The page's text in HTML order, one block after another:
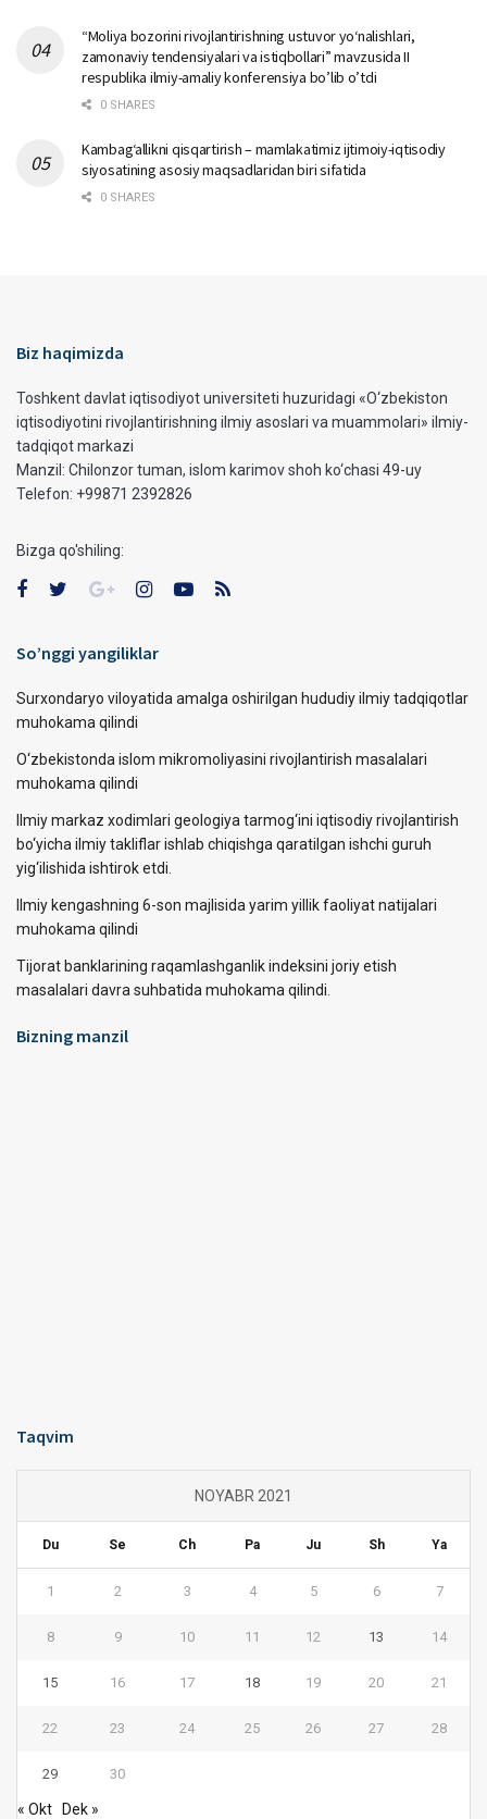
“Moliya bozorini rivojlantirishning ustuvor yo‘nalishlari,
zamonaviy tendensiyalari va istiqbollari” mavzusida II
respublika ilmiy-amaliy konferensiya bo’lib o’tdi
0 SHARES
Kambag‘allikni qisqartirish – mamlakatimiz ijtimoiy-iqtisodiy
siyosatining asosiy maqsadlaridan biri sifatida
0 SHARES
Biz haqimizda
Toshkent davlat iqtisodiyot universiteti huzuridagi «O‘zbekiston
iqtisodiyotini rivojlantirishning ilmiy asoslari va muammolari» ilmiy-
tadqiqot markazi
Manzil: Chilonzor tuman, islom karimov shoh ko‘chasi 49-uy
Telefon: +99871 2392826
Bizga qo'shiling:
So’nggi yangiliklar
Surxondaryo viloyatida amalga oshirilgan hududiy ilmiy tadqiqotlar
muhokama qilindi
O‘zbekistonda islom mikromoliyasini rivojlantirish masalalari
muhokama qilindi
Ilmiy markaz xodimlari geologiya tarmog‘ini iqtisodiy rivojlantirish
bo‘yicha ilmiy takliflar ishlab chiqishga qaratilgan ishchi guruh
yig‘ilishida ishtirok etdi.
Ilmiy kengashning 6-son majlisida yarim yillik faoliyat natijalari
muhokama qilindi
Tijorat banklarining raqamlashganlik indeksini joriy etish
masalalari davra suhbatida muhokama qilindi.
Bizning manzil
Taqvim
NOYABR 2021
Du Se Ch Pa Ju Sh Ya
1 2 3 4 5 6 7
8 9 10 11 12 13 14
15 16 17 18 19 20 21
22 23 24 25 26 27 28
29 30
« Okt Dek »